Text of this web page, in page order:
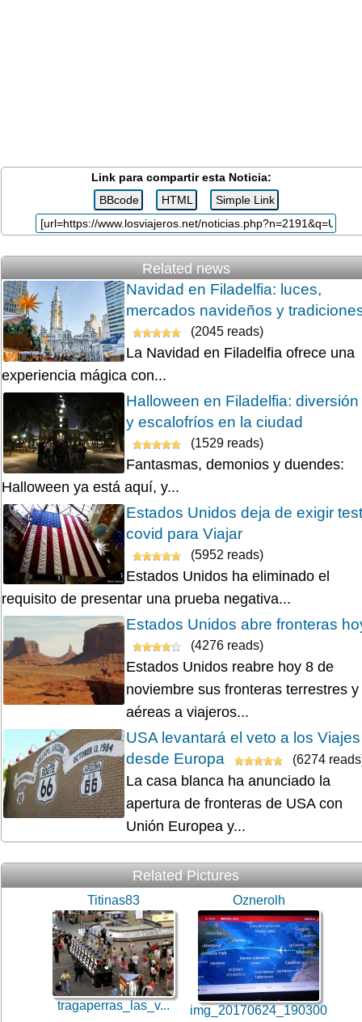
Link para compartir esta Noticia:
Related news
Navidad en Filadelfia: luces,
mercados navideños y
(2045 reads)
La Navidad en Filadelfia ofrece una
experiencia mágica con...
Halloween en Filadelfia: diversión
y escalofríos en la ciudad
(1529 reads)
Fantasmas, demonios y duendes:
Halloween ya está aquí, y...
Estados Unidos deja de exigir test
covid para Viajar
(5952 reads)
Estados Unidos ha eliminado el
requisito de presentar una prueba negativa...
Estados Unidos abre fronteras
(4276 reads)
Estados Unidos reabre hoy 8 de
noviembre sus fronteras terrestres y
aéreas a viajeros...
USA levantará el veto a los Viajes
desde Europa
(6274
La casa blanca ha anunciado la
apertura de fronteras de USA con
Unión Europea y...
Related Pictures
Titinas83
tragaperras_las_v...
Oznerolh
img_20170624_190300